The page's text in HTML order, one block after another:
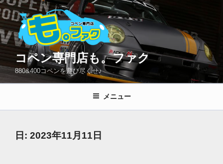
コ
ン
テ
ン
へ
ス
プ
コペン専門店も。ファク
880&400コペンを遊び尽くせ♪
メニュー
日: 2023年11月11日